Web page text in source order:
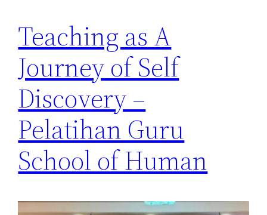
Teaching as A
Journey of Self
Discovery –
Pelatihan Guru
School of Human